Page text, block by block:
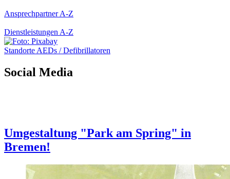
Ansprechpartner A-Z
Dienstleistungen A-Z
Standorte AEDs / Defibrillatoren
Social Media
Umgestaltung "Park am Spring" in
Bremen!